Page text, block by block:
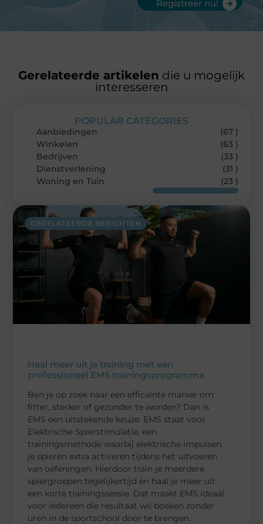
Registreer nu!
Gerelateerde artikelen die u mogelijk
interesseren
GERELATEERDE BERICHTEN
Haal meer uit je training met een
professioneel EMS trainingsprogramma
Ben je op zoek naar een efficiënte manier om
fitter, sterker of gezonder te worden? Dan is
EMS een uitstekende keuze. EMS staat voor
Elektrische Spierstimulatie, een
trainingsmethode waarbij elektrische impulsen
je spieren extra activeren tijdens het uitvoeren
van oefeningen. Hierdoor train je meerdere
spiergroepen tegelijkertijd en haal je meer uit
een korte trainingssessie. Dat maakt EMS ideaal
voor iedereen die resultaat wil boeken zonder
uren in de sportschool door te brengen.
POPULAR CATEGORIES
Aanbiedingen
(67 )
Winkelen
(63 )
Bedrijven
(33 )
Dienstverlening
(31 )
Woning en Tuin
(23 )